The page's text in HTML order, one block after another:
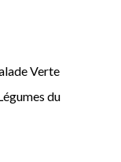
Verte
du